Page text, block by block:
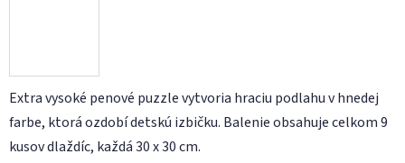
Extra vysoké penové puzzle vytvoria hraciu podlahu v hnedej
farbe, ktorá ozdobí detskú izbičku. Balenie obsahuje celkom 9
kusov dlaždíc, každá 30 x 30 cm.